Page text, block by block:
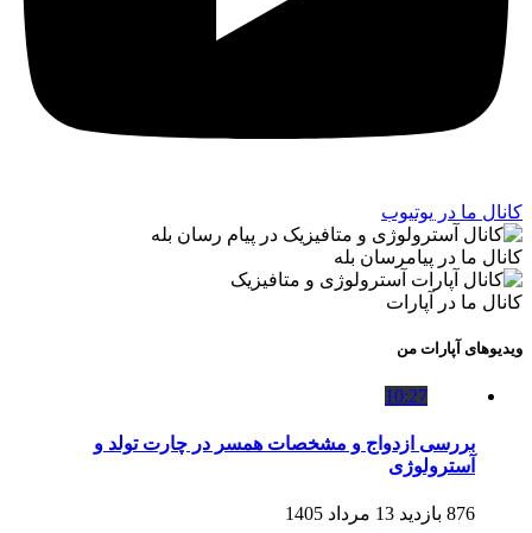
کانال ما در یوتیوب
کانال ما در پیامرسان بله
کانال ما در آپارات
ویدیوهای آپارات من
10:27
بررسی ازدواج و مشخصات همسر در چارت تولد و
آسترولوژی
876 بازدید
13 مرداد 1405